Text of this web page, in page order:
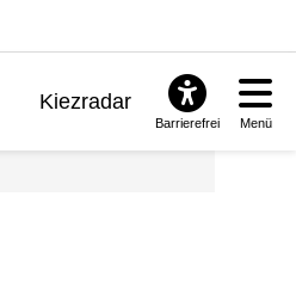
Kiezradar
Barrierefrei Menü